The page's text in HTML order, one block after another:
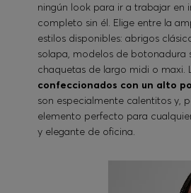
ningún look para ir a trabajar en
completo sin él. Elige entre la
estilos disponibles: abrigos
solapa, modelos de botonadura
chaquetas de largo midi o maxi.
confeccionados con un alto
son especialmente calentitos y,
elemento perfecto para
y elegante de oficina.